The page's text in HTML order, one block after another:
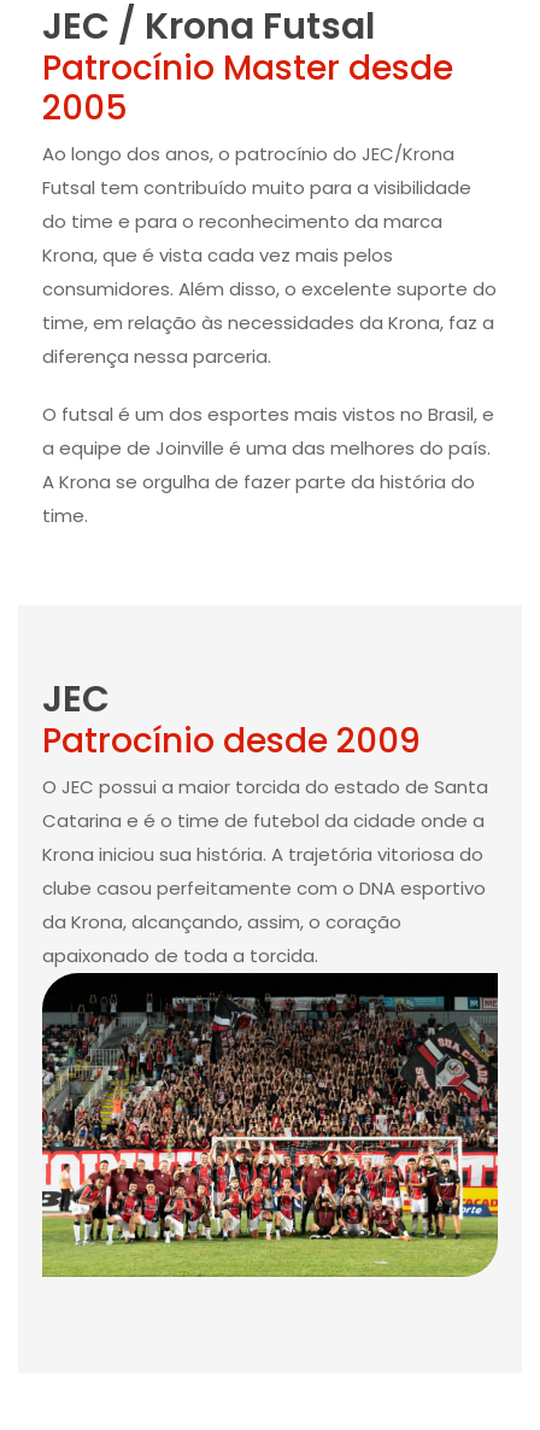
JEC / Krona Futsal
Patrocínio Master desde
2005
Ao longo dos anos, o patrocínio do JEC/Krona
Futsal tem contribuído muito para a visibilidade
do time e para o reconhecimento da marca
Krona, que é vista cada vez mais pelos
consumidores. Além disso, o excelente suporte do
time, em relação às necessidades da Krona, faz a
diferença nessa parceria.
O futsal é um dos esportes mais vistos no Brasil, e
a equipe de Joinville é uma das melhores do país.
A Krona se orgulha de fazer parte da história do
time.
JEC
Patrocínio desde 2009
O JEC possui a maior torcida do estado de Santa
Catarina e é o time de futebol da cidade onde a
Krona iniciou sua história. A trajetória vitoriosa do
clube casou perfeitamente com o DNA esportivo
da Krona, alcançando, assim, o coração
apaixonado de toda a torcida.